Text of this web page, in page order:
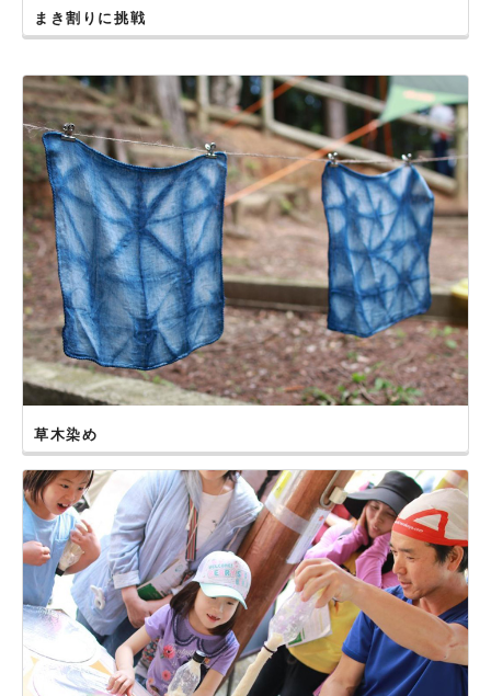
【長崎県島原市】平成新山ネイチャーセンターで開催しまし
た！
【福岡県筑前町】夜須高原記念の森で開催しました！
2017年５月14日
【宮崎県国富町】法華嶽公園で開催しました！
2017年３月19日
【鹿児島市】鹿児島市少年自然の家で開催しました！
2017年３月12日
【北九州市】山田緑地で開催しました！
2017年３月５日
【熊本県美里町】美里ガーデンプレイスで開催しました！
2017年２月26日
【佐賀市】佐賀県立森林公園で開催しました！
2016年11月23日
【福岡県古賀市】古賀グリーンパークで開催しました！
2016年11月５日
【長崎県大村市】徳泉川内里山村で開催しました！
2016年10月23日
【宮崎県国富町】法華嶽公園で開催しました！
2016年５月15日
【福岡県福岡市】油山市民の森で開催しました！
まき割りに挑戦
草木染め